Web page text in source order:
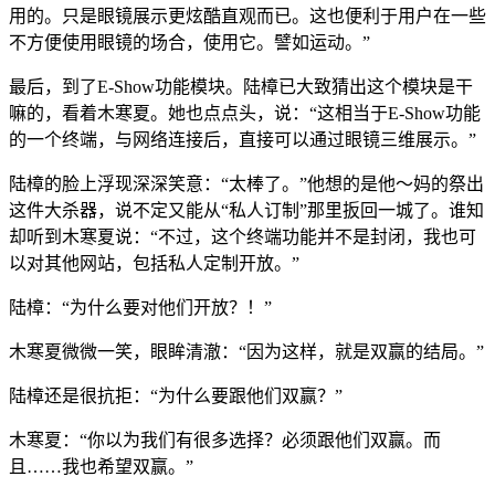
用的。只是眼镜展示更炫酷直观而已。这也便利于用户在一些
不方便使用眼镜的场合，使用它。譬如运动。”
最后，到了E-Show功能模块。陆樟已大致猜出这个模块是干
嘛的，看着木寒夏。她也点点头，说：“这相当于E-Show功能
的一个终端，与网络连接后，直接可以通过眼镜三维展示。”
陆樟的脸上浮现深深笑意：“太棒了。”他想的是他～妈的祭出
这件大杀器，说不定又能从“私人订制”那里扳回一城了。谁知
却听到木寒夏说：“不过，这个终端功能并不是封闭，我也可
以对其他网站，包括私人定制开放。”
陆樟：“为什么要对他们开放？！”
木寒夏微微一笑，眼眸清澈：“因为这样，就是双赢的结局。”
陆樟还是很抗拒：“为什么要跟他们双赢？”
木寒夏：“你以为我们有很多选择？必须跟他们双赢。而
且……我也希望双赢。”